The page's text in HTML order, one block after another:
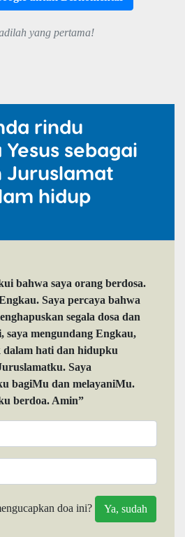
yang pertama!
rindu
sebagai
Juruslamat
hidup
bahwa saya orang berdosa.
Saya percaya bahwa
segala dosa dan
saya mengundang Engkau,
dalam hati dan hidupku
Saya
bagiMu dan melayaniMu.
berdoa. Amin”
doa ini?